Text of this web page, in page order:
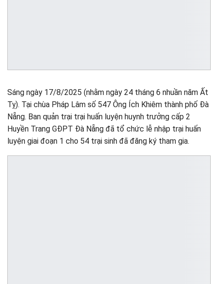
Sáng ngày 17/8/2025 (nhằm ngày 24 tháng 6 nhuần năm Ất
Tỵ). Tại chùa Pháp Lâm số 547 Ông Ích Khiêm thành phố Đà
Nẵng. Ban quản trại trại huấn luyện huynh trưởng cấp 2
Huyền Trang GĐPT Đà Nẵng đã tổ chức lễ nhập trại huấn
luyện giai đoạn 1 cho 54 trại sinh đã đăng ký tham gia.